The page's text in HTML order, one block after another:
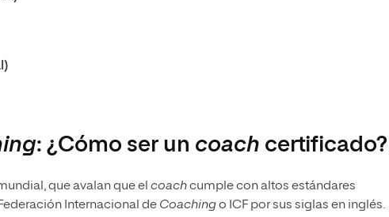
: ¿Cómo ser un coach certificado?
que avalan que el coachcumple con altos estándares
Internacional de Coachingo ICF por sus siglas en inglés.